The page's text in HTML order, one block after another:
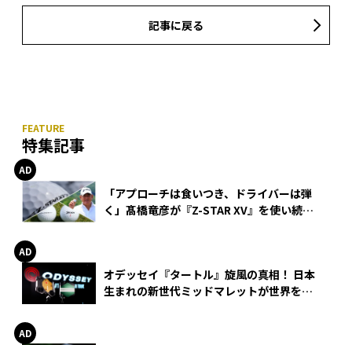
記事に戻る
特集記事
「アプローチは食いつき、ドライバーは弾
く」髙橋竜彦が『Z-STAR XV』を使い続け
オデッセイ『タートル』旋風の真相！ 日本
生まれの新世代ミッドマレットが世界を席